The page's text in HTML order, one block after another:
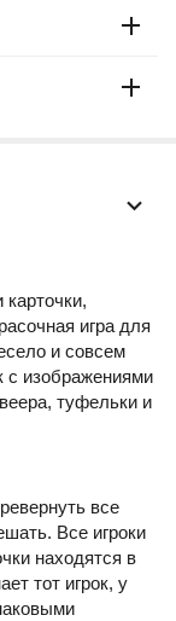
игра для
и совсем
с изображениями
туфельки и
все
Все игроки
находятся в
тот игрок, у